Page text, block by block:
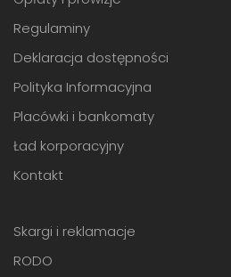
Regulaminy
Deklaracja dostępności
Polityka Informacyjna
Placówki i bankomaty
Ład korporacyjny
Kontakt
Skargi i reklamacje
RODO